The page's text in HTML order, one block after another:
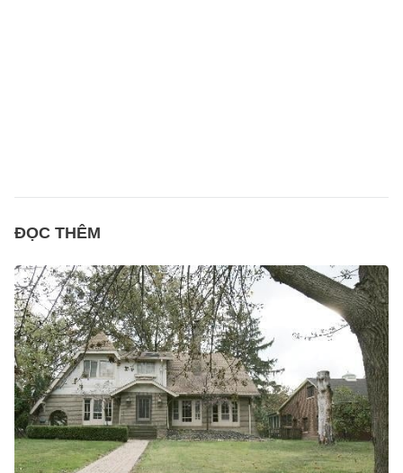
ĐỌC THÊM